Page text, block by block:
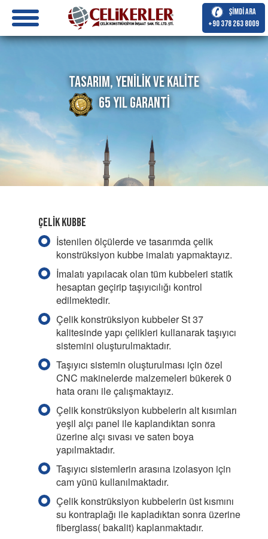
Şimdi Ara
+90 378 263 8009
Tasarım, Yenilik ve Kalite
65 Yıl Garanti
Çelik Kubbe
İstenilen ölçülerde ve tasarımda çelik
konstrüksiyon kubbe imalatı yapmaktayız.
İmalatı yapılacak olan tüm kubbeleri statik
hesaptan geçirip taşıyıcılığı kontrol
edilmektedir.
Çelik konstrüksiyon kubbeler St 37
kalitesinde yapı çelikleri kullanarak taşıyıcı
sistemini oluşturulmaktadır.
Taşıyıcı sistemin oluşturulması için özel
CNC makinelerde malzemeleri bükerek 0
hata oranı ile çalışmaktayız.
Çelik konstrüksiyon kubbelerin alt kısımları
yeşil alçı panel ile kaplandıktan sonra
üzerine alçı sıvası ve saten boya
yapılmaktadır.
Taşıyıcı sistemlerin arasına izolasyon için
cam yünü kullanılmaktadır.
Çelik konstrüksiyon kubbelerin üst kısmını
su kontraplağı ile kapladıktan sonra üzerine
fiberglass( bakalit) kaplanmaktadır.